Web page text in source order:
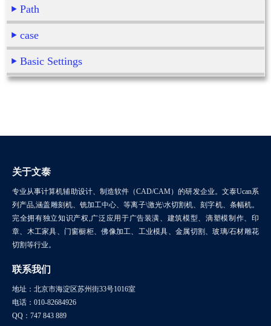
Path
case
Basic Settings
关于文泰
专业从事计算机辅助设计、制造软件（CAD/CAM）的研发企业。文泰Ucan系
列产品,涵盖雕刻机、铣加工中心、等离子\激光\水切割机、刻字机、条幅机。
完全拥有独立知识产权,广泛应用于广告装潢、建筑模型、滴塑模制作、印
章、木工家具、门窗橱柜、佛像加工、工业模具、金属切割、玻璃/石材雕花
切割等行业。
联系我们
地址：北京市海淀区苏州街33号1016室
电话：010-82684926
QQ：747 843 889